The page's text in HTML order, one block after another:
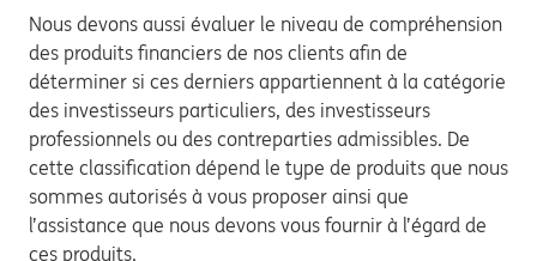
Nous devons aussi évaluer le niveau de compréhension
des produits financiers de nos clients afin de
déterminer si ces derniers appartiennent à la catégorie
des investisseurs particuliers, des investisseurs
professionnels ou des contreparties admissibles. De
cette classification dépend le type de produits que nous
sommes autorisés à vous proposer ainsi que
l’assistance que nous devons vous fournir à l’égard de
ces produits.